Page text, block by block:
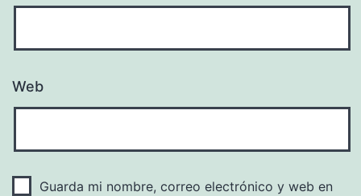
Web
Guarda mi nombre, correo electrónico y web en